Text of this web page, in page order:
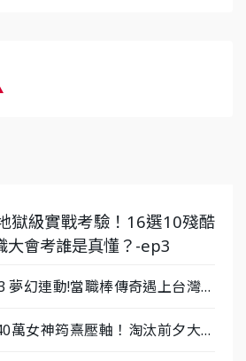
獄級實戰考驗！16選10殘酷
大會考誰是真懂？-ep3
夢幻連動!當職棒傳奇遇上台灣女
萬女神筠熹壓軸！淘汰前夕大混